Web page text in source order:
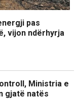
pas
vijon ndërhyrja
Ministria e
gjatë natës